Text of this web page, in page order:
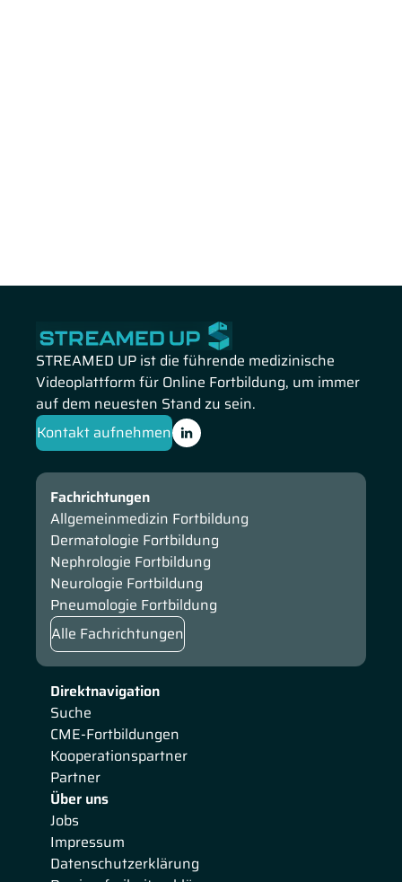
STREAMED UP ist die führende medizinische
Videoplattform für Online Fortbildung, um immer
auf dem neuesten Stand zu sein.
Kontakt aufnehmen
Direktnavigation
Suche
CME-Fortbildungen
Kooperationspartner
Partner
Über uns
Jobs
Impressum
Datenschutzerklärung
Fachrichtungen
Allgemeinmedizin Fortbildung
Dermatologie Fortbildung
Nephrologie Fortbildung
Neurologie Fortbildung
Pneumologie Fortbildung
Alle Fachrichtungen